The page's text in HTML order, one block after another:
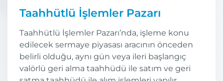
Taahhütlü İşlemler Pazarı
Taahhütlü İşlemler Pazarı’nda, işleme konu
edilecek sermaye piyasası aracının önceden
belirli olduğu, aynı gün veya ileri başlangıç
valörlü geri alma taahhüdü ile satım ve geri